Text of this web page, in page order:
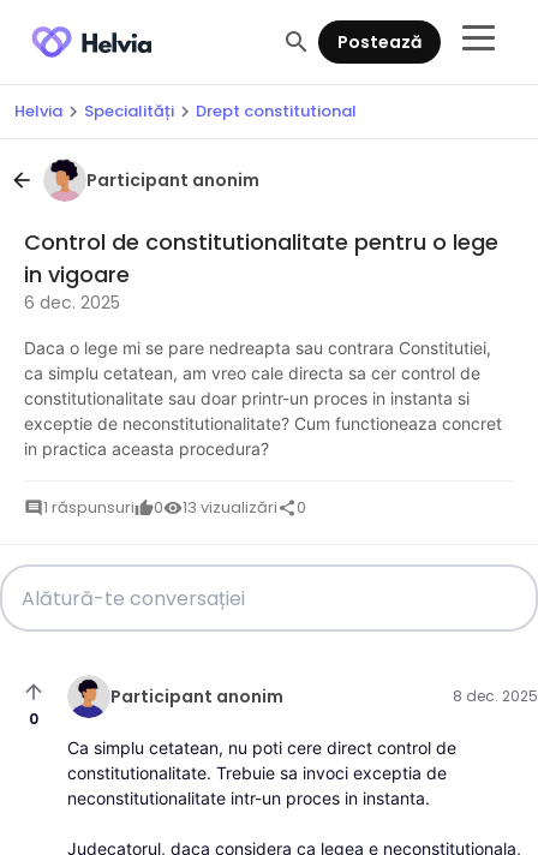
search Postează
Helvia chevron_right Specialități chevron_right Drept constitutional
arrow_back Participant anonim
Control de constitutionalitate pentru o lege
in vigoare
6 dec. 2025
Daca o lege mi se pare nedreapta sau contrara Constitutiei,
ca simplu cetatean, am vreo cale directa sa cer control de
constitutionalitate sau doar printr-un proces in instanta si
exceptie de neconstitutionalitate? Cum functioneaza concret
in practica aceasta procedura?
comment 1 răspunsurithumb_up0visibility13 vizualizărishare0
arrow_upward
0
Participant anonim 8 dec. 2025
Ca simplu cetatean, nu poti cere direct control de
constitutionalitate. Trebuie sa invoci exceptia de
neconstitutionalitate intr-un proces in instanta.
Judecatorul, daca considera ca legea e neconstitutionala,